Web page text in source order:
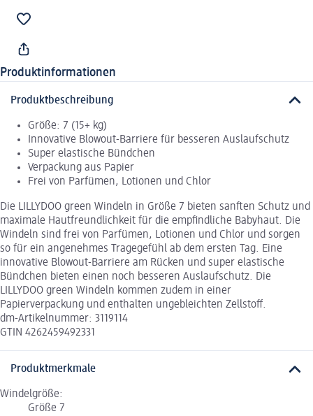
Produktinformationen
Produktbeschreibung
Größe: 7 (15+ kg)
Innovative Blowout-Barriere für besseren Auslaufschutz
Super elastische Bündchen
Verpackung aus Papier
Frei von Parfümen, Lotionen und Chlor
Die LILLYDOO green Windeln in Größe 7 bieten sanften Schutz und
maximale Hautfreundlichkeit für die empfindliche Babyhaut. Die
Windeln sind frei von Parfümen, Lotionen und Chlor und sorgen
so für ein angenehmes Tragegefühl ab dem ersten Tag. Eine
innovative Blowout-Barriere am Rücken und super elastische
Bündchen bieten einen noch besseren Auslaufschutz. Die
LILLYDOO green Windeln kommen zudem in einer
Papierverpackung und enthalten ungebleichten Zellstoff.
dm-Artikelnummer: 3119114
GTIN 4262459492331
Produktmerkmale
Windelgröße:
Größe 7